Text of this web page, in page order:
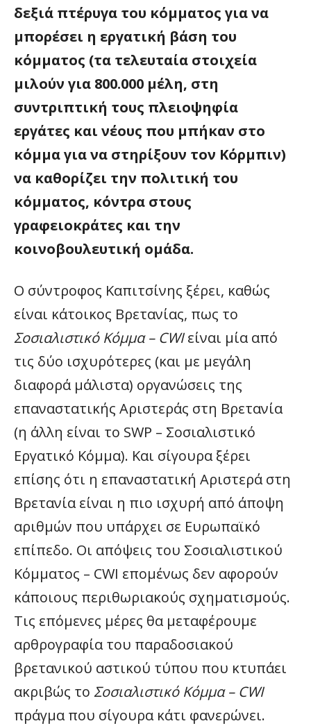
δεξιά πτέρυγα του κόμματος για να
μπορέσει η εργατική βάση του
κόμματος (τα τελευταία στοιχεία
μιλούν για 800.000 μέλη, στη
συντριπτική τους πλειοψηφία
εργάτες και νέους που μπήκαν στο
κόμμα για να στηρίξουν τον Κόρμπιν)
να καθορίζει την πολιτική του
κόμματος, κόντρα στους
γραφειοκράτες και την
κοινοβουλευτική ομάδα.
Ο σύντροφος Καπιτσίνης ξέρει, καθώς
είναι κάτοικος Βρετανίας, πως το
Σοσιαλιστικό Κόμμα – CWIείναι μία από
τις δύο ισχυρότερες (και με μεγάλη
διαφορά μάλιστα) οργανώσεις της
επαναστατικής Αριστεράς στη Βρετανία
(η άλλη είναι το SWP – Σοσιαλιστικό
Εργατικό Κόμμα). Και σίγουρα ξέρει
επίσης ότι η επαναστατική Αριστερά στη
Βρετανία είναι η πιο ισχυρή από άποψη
αριθμών που υπάρχει σε Ευρωπαϊκό
επίπεδο. Οι απόψεις του Σοσιαλιστικού
Κόμματος – CWI επομένως δεν αφορούν
κάποιους περιθωριακούς σχηματισμούς.
Τις επόμενες μέρες θα μεταφέρουμε
αρθρογραφία του παραδοσιακού
βρετανικού αστικού τύπου που κτυπάει
ακριβώς το Σοσιαλιστικό Κόμμα – CWI
πράγμα που σίγουρα κάτι φανερώνει.